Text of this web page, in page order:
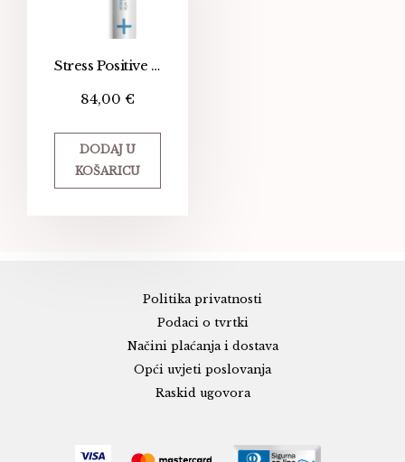
Stress Positive Eye Lift – 4 u 1 maska za područje oko očiju
84,00 €
DODAJ U
KOŠARICU
Politika privatnosti
Podaci o tvrtki
Načini plaćanja i dostava
Opći uvjeti poslovanja
Raskid ugovora